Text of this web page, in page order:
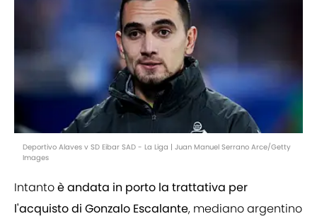
Deportivo Alaves v SD Eibar SAD - La Liga | Juan Manuel Serrano Arce/Getty
Images
Intantoè andata in porto la trattativa per
l'acquisto di Gonzalo Escalante, mediano argentino